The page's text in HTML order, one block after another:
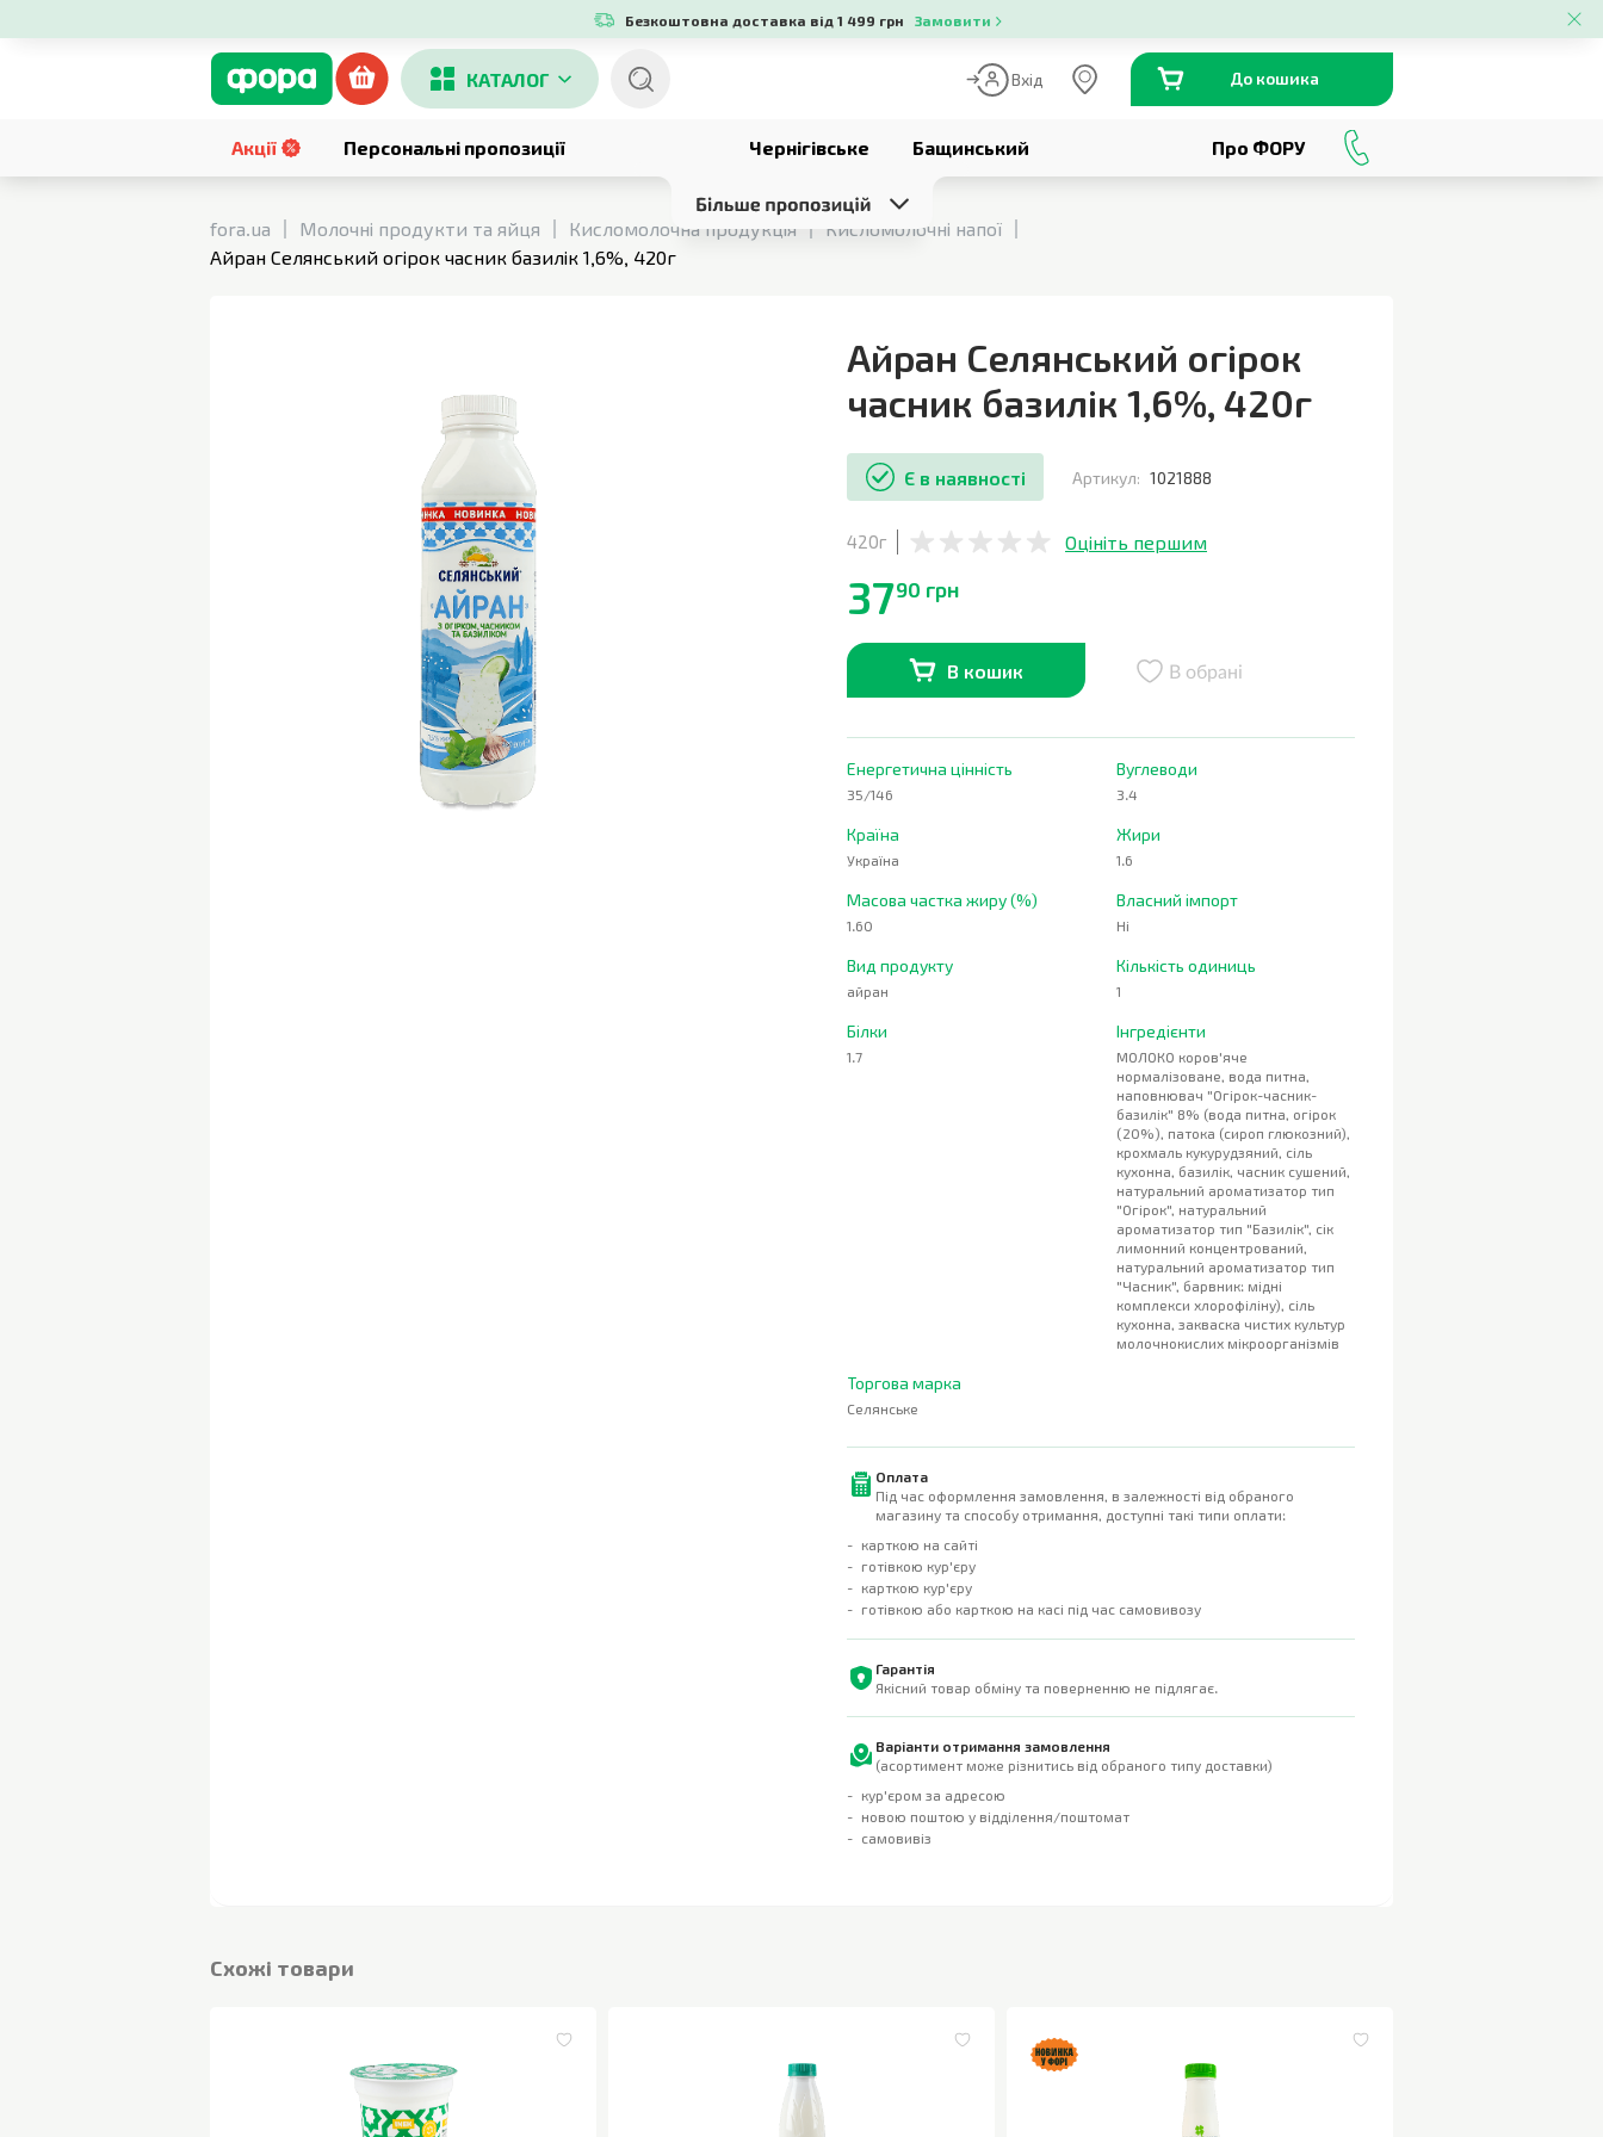
Безкоштовна доставка від 1 499 грн Замовити
КАТАЛОГ Вхід До кошика
Акції Персональні пропозиції Чернігівське Бащинський Про ФОРУ
fora.ua
Молочні продукти та яйця Кисломолочна продукція
Кисломолочні напої
Айран Селянський огірок часник базилік 1,6%, 420г
Айран Селянський огірок
часник базилік 1,6%, 420г
Є в наявності Артикул: 1021888
420г Оцініть першим
3790 грн
В кошик В обрані
Енергетична цінність
35/146
Вуглеводи
3.4
Країна
Україна
Жири
1.6
Масова частка жиру (%)
1.60
Власний імпорт
Ні
Вид продукту
айран
Кількість одиниць
1
Білки
1.7
Інгредієнти
МОЛОКО коров'яче
нормалізоване, вода питна,
наповнювач "Огірок-часник-
базилік" 8% (вода питна, огірок
(20%), патока (сироп глюкозний),
крохмаль кукурудзяний, сіль
кухонна, базилік, часник сушений,
натуральний ароматизатор тип
"Огірок", натуральний
ароматизатор тип "Базилік", сік
лимонний концентрований,
натуральний ароматизатор тип
"Часник", барвник: мідні
комплекси хлорофіліну), сіль
кухонна, закваска чистих культур
молочнокислих мікроорганізмів
Торгова марка
Селянське
Оплата
Під час оформлення замовлення, в залежності від обраного
магазину та способу отримання, доступні такі типи оплати:
карткою на сайті
готівкою кур'єру
карткою кур'єру
готівкою або карткою на касі під час самовивозу
Гарантія
Якісний товар обміну та поверненню не підлягає.
Варіанти отримання замовлення
(асортимент може різнитись від обраного типу доставки)
кур'єром за адресою
новою поштою у відділення/поштомат
самовивіз
Cхожі товари